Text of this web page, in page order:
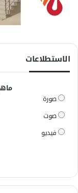
الاستطلاعات
صورة
صوت
فيديو